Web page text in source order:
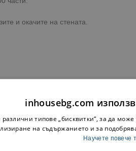
и окачите на стената.
до адрес или офис на куриерска
inhousebg.com
типове „бисквитки“, за да
на съдържанието и за
Научете повече